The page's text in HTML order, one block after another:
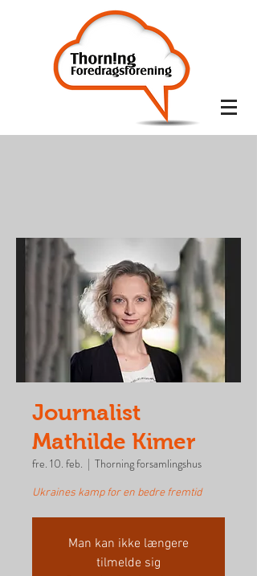
Journalist
Mathilde Kimer
fre. 10. feb.
  |
Thorning forsamlingshus
Ukraines kamp for en bedre fremtid
Man kan ikke længere
tilmelde sig